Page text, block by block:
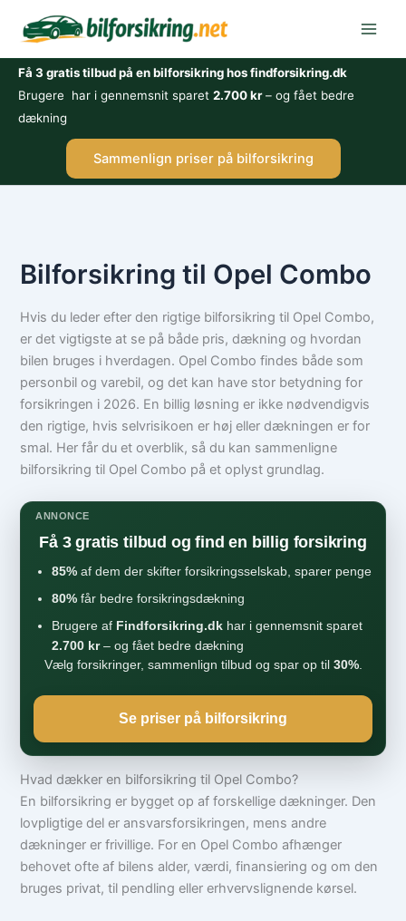
Få 3 gratis tilbud på en bilforsikring hos findforsikring.dk
Brugere har i gennemsnit sparet 2.700 kr– og fået bedre
dækning
Sammenlign priser på bilforsikring
Bilforsikring til Opel Combo
Hvis du leder efter den rigtige bilforsikring til Opel Combo,
er det vigtigste at se på både pris, dækning og hvordan
bilen bruges i hverdagen. Opel Combo findes både som
personbil og varebil, og det kan have stor betydning for
forsikringen i 2026. En billig løsning er ikke nødvendigvis
den rigtige, hvis selvrisikoen er høj eller dækningen er for
smal. Her får du et overblik, så du kan sammenligne
bilforsikring til Opel Combo på et oplyst grundlag.
ANNONCE
Få 3 gratis tilbud og find en billig forsikring
85% af dem der skifter forsikringsselskab, sparer penge
80% får bedre forsikringsdækning
Brugere af Findforsikring.dk har i gennemsnit sparet
2.700 kr– og fået bedre dækning
Vælg forsikringer, sammenlign tilbud og spar op til 30%.
Se priser på bilforsikring
Hvad dækker en bilforsikring til Opel Combo?
En bilforsikring er bygget op af forskellige dækninger. Den
lovpligtige del er ansvarsforsikringen, mens andre
dækninger er frivillige. For en Opel Combo afhænger
behovet ofte af bilens alder, værdi, finansiering og om den
bruges privat, til pendling eller erhvervslignende kørsel.